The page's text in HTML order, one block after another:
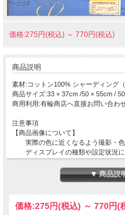
価格:275円(税込) ～ 770円(税込)
商品説明
素材:コットン100% シャーディング（
商品サイズ:33 × 37cm /50 × 55cm /
商用利用:有輪商店へ直接お問い合わ
注意事項
【商品画像について】
実際の色に近くなるよう撮影・色
ディスプレイの種類や設定状況に
す。
【ご注文数量と商品サイズについて】
・50 x 110 cm 以外の商品
全て掲載サイズにてカットされて
複数枚でご注文を頂いても繋がっ
▼ 商品説
価格:275円(税込) ～ 770円(